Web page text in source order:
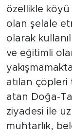
özellikle
olan şelale
olarak
ve eğitimli
atılan
atan Doğa-
ziyadesi ile
muhtarlık,